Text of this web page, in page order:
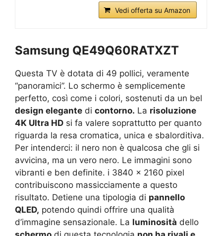
Vedi offerta su Amazon
Samsung QE49Q60RATXZT
Questa TV è dotata di 49 pollici, veramente
“panoramici”. Lo schermo è semplicemente
perfetto, così come i colori, sostenuti da un bel
design elegante di contorno. La risoluzione
4K Ultra HD si fa valere soprattutto per quanto
riguarda la resa cromatica, unica e sbalorditiva.
Per intenderci: il nero non è qualcosa che gli si
avvicina, ma un vero nero. Le immagini sono
vibranti e ben definite. i 3840 x 2160 pixel
contribuiscono massicciamente a questo
risultato. Detiene una tipologia di pannello
QLED, potendo quindi offrire una qualità
d’immagine sensazionale. La luminosità dello